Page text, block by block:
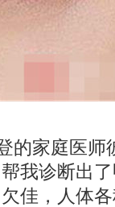
家庭医师
我诊断出
佳，人体